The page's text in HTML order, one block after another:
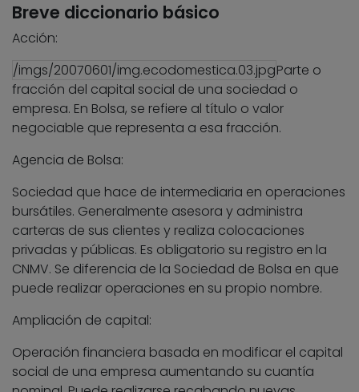
Breve diccionario básico
Acción:
/imgs/20070601/img.ecodomestica.03.jpgParte o
fracción del capital social de una sociedad o
empresa. En Bolsa, se refiere al título o valor
negociable que representa a esa fracción.
Agencia de Bolsa:
Sociedad que hace de intermediaria en operaciones
bursátiles. Generalmente asesora y administra
carteras de sus clientes y realiza colocaciones
privadas y públicas. Es obligatorio su registro en la
CNMV. Se diferencia de la Sociedad de Bolsa en que
puede realizar operaciones en su propio nombre.
Ampliación de capital:
Operación financiera basada en modificar el capital
social de una empresa aumentando su cuantía